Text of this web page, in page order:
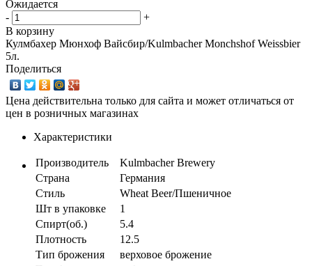
Ожидается
-
+
В корзину
Кулмбахер Мюнхоф Вайсбир/Kulmbacher Monchshof Weissbier
5л.
Поделиться
Цена действительна только для сайта и может отличаться от
цен в розничных магазинах
Характеристики
Производитель
Kulmbacher Brewery
Страна
Германия
Стиль
Wheat Beer/Пшеничное
Шт в упаковке
1
Спирт(об.)
5.4
Плотность
12.5
Тип брожения
верховое брожение